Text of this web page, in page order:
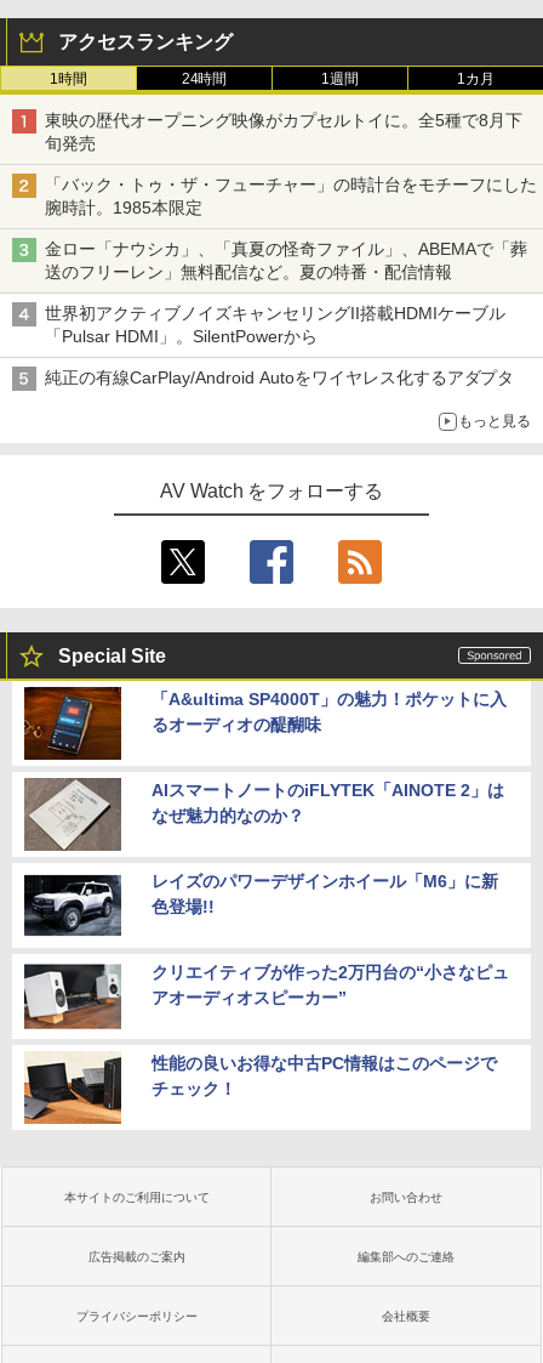
アクセスランキング
1時間 24時間 1週間 1カ月
東映の歴代オープニング映像がカプセルトイに。全5種で8月下
旬発売
「バック・トゥ・ザ・フューチャー」の時計台をモチーフにした
腕時計。1985本限定
金ロー「ナウシカ」、「真夏の怪奇ファイル」、ABEMAで「葬
送のフリーレン」無料配信など。夏の特番・配信情報
世界初アクティブノイズキャンセリングII搭載HDMIケーブル
「Pulsar HDMI」。SilentPowerから
純正の有線CarPlay/Android Autoをワイヤレス化するアダプタ
もっと見る
AV Watch をフォローする
Special Site
「A&ultima SP4000T」の魅力！ポケットに入
るオーディオの醍醐味
AIスマートノートのiFLYTEK「AINOTE 2」は
なぜ魅力的なのか？
レイズのパワーデザインホイール「M6」に新
色登場!!
クリエイティブが作った2万円台の“小さなピュ
アオーディオスピーカー”
性能の良いお得な中古PC情報はこのページで
チェック！
本サイトのご利用について お問い合わせ
広告掲載のご案内 編集部へのご連絡
プライバシーポリシー 会社概要